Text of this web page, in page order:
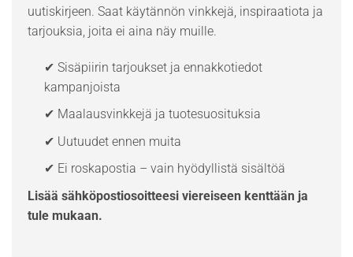
uutiskirjeen. Saat käytännön vinkkejä, inspiraatiota ja
tarjouksia, joita ei aina näy muille.
✔ Sisäpiirin tarjoukset ja ennakkotiedot
kampanjoista
✔ Maalausvinkkejä ja tuotesuosituksia
✔ Uutuudet ennen muita
✔ Ei roskapostia – vain hyödyllistä sisältöä
Lisää sähköpostiosoitteesi viereiseen kenttään ja
tule mukaan.